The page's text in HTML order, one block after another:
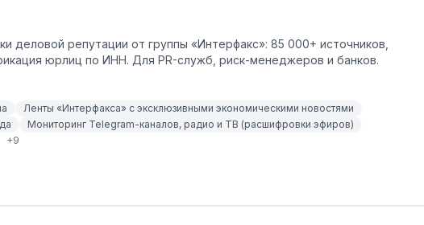
репутации от группы «Интерфакс»: 85 000+ источников,
юрлиц по ИНН. Для PR-служб, риск-менеджеров и банков.
Ленты «Интерфакса» с эксклюзивными экономическими новостями
Мониторинг Telegram-каналов, радио и ТВ (расшифровки эфиров)
+9